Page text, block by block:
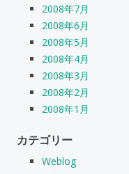
2008年7月
2008年6月
2008年5月
2008年4月
2008年3月
2008年2月
2008年1月
カテゴリー
Weblog